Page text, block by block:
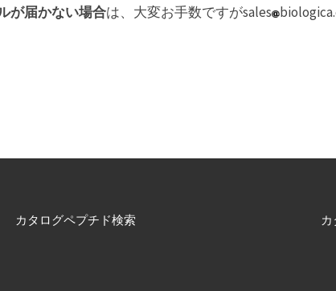
が届かない場合は、大変お手数ですがsales
カタログペプチド検索